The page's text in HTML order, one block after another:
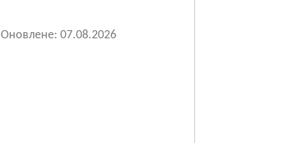
Оновлене: 07.08.2026